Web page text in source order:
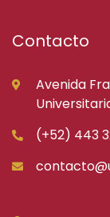
Contacto
Avenida
(+52) 443